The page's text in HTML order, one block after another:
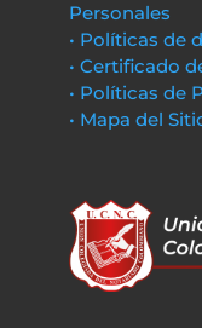
Personales
• Políticas de
• Certificado
• Políticas de
• Mapa del